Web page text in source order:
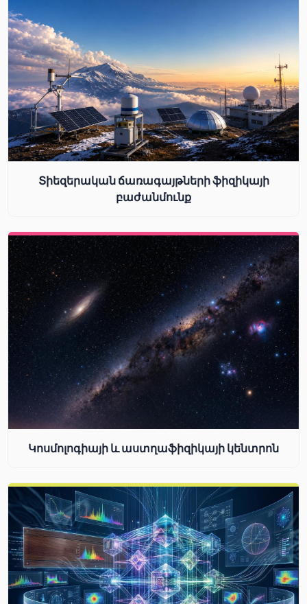
Տիեզերական ճառագայթների ֆիզիկայի
բաժանմունք
Կոսմոլոգիայի և աստղաֆիզիկայի կենտրոն